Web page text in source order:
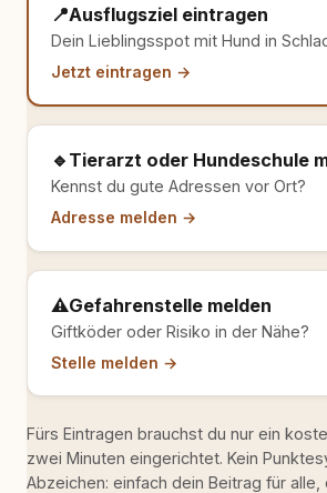
📍Ausflugsziel eintragen
Dein Lieblingsspot mit Hund in
Jetzt eintragen →
🔹 Tierarzt oder Hundeschule
Kennst du gute Adressen vor Ort?
Adresse melden →
⚠️Gefahrenstelle melden
Giftköder oder Risiko in der Nähe?
Stelle melden →
Fürs Eintragen brauchst du nur ein
zwei Minuten eingerichtet. Kein
Abzeichen: einfach dein Beitrag für alle,